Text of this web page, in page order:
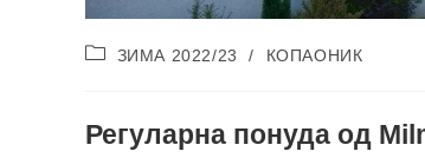
PostЗИМА 2022/23 / КОПАОНИК
Регуларна понуда од